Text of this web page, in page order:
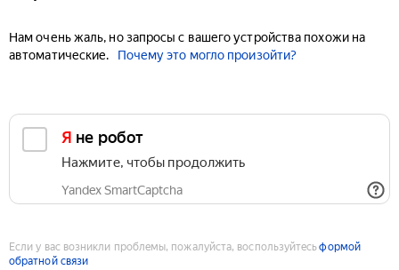
Нам очень жаль, но запросы с вашего устройства похожи на
автоматические.
Почему это могло произойти?
Я не робот
Нажмите, чтобы продолжить
Yandex SmartCaptcha
Если у вас возникли проблемы, пожалуйста, воспользуйтесьформой
обратной связи